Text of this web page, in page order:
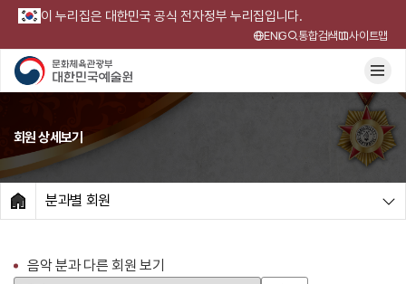
이 누리집은 대한민국 공식 전자정부 누리집입니다.
ENG 통합검색 사이트맵
회원 상세보기
HOME
분과별 회원
음악 분과 다른 회원 보기